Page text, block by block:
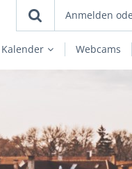
Kalender Webcams
Anmelden